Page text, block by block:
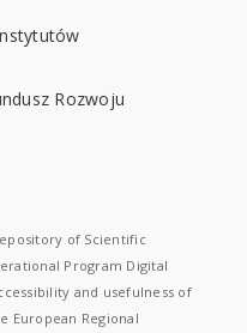
of Scientific
Program Digital
and usefulness of
European Regional